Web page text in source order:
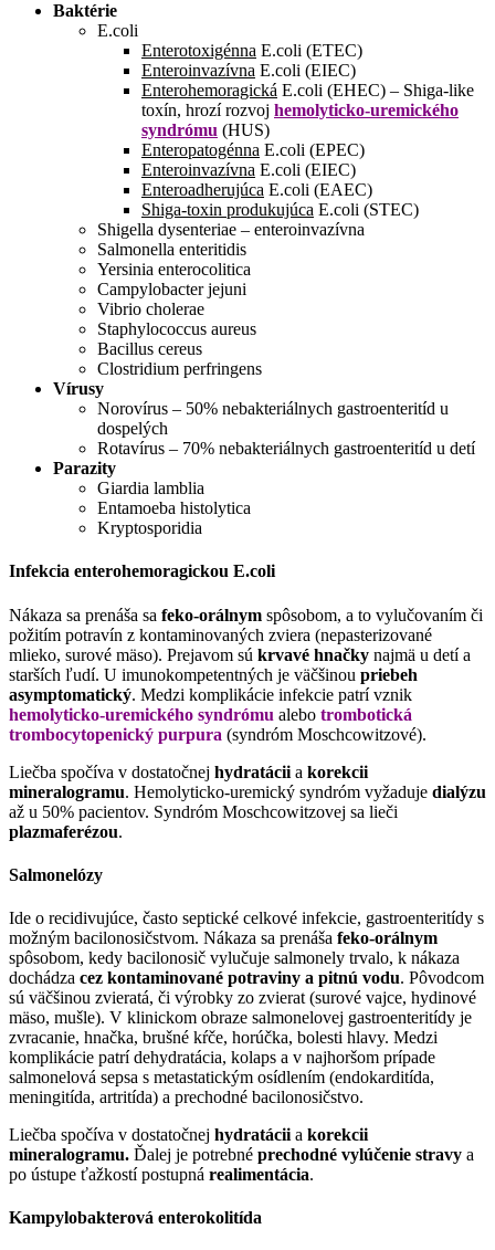
Baktérie
E.coli
Enterotoxigénna E.coli (ETEC)
Enteroinvazívna E.coli (EIEC)
Enterohemoragická E.coli (EHEC) – Shiga-like
toxín, hrozí rozvoj hemolyticko-uremického
syndrómu (HUS)
Enteropatogénna E.coli (EPEC)
Enteroinvazívna E.coli (EIEC)
Enteroadherujúca E.coli (EAEC)
Shiga-toxin produkujúca E.coli (STEC)
Shigella dysenteriae – enteroinvazívna
Salmonella enteritidis
Yersinia enterocolitica
Campylobacter jejuni
Vibrio cholerae
Staphylococcus aureus
Bacillus cereus
Clostridium perfringens
Vírusy
Norovírus – 50% nebakteriálnych gastroenteritíd u
dospelých
Rotavírus – 70% nebakteriálnych gastroenteritíd u detí
Parazity
Giardia lamblia
Entamoeba histolytica
Kryptosporidia
Infekcia enterohemoragickou E.coli
Nákaza sa prenáša sa feko-orálnym spôsobom, a to vylučovaním či
požitím potravín z kontaminovaných zviera (nepasterizované
mlieko, surové mäso). Prejavom sú krvavé hnačky najmä u detí a
starších ľudí. U imunokompetentných je väčšinou priebeh
asymptomatický. Medzi komplikácie infekcie patrí vznik
hemolyticko-uremického syndrómu alebo trombotická
trombocytopenický purpura (syndróm Moschcowitzové).
Liečba spočíva v dostatočnej hydratácii a korekcii
mineralogramu. Hemolyticko-uremický syndróm vyžaduje dialýzu
až u 50% pacientov. Syndróm Moschcowitzovej sa lieči
plazmaferézou.
Salmonelózy
Ide o recidivujúce, často septické celkové infekcie, gastroenteritídy s
možným bacilonosičstvom. Nákaza sa prenáša feko-orálnym
spôsobom, kedy bacilonosič vylučuje salmonely trvalo, k nákaza
dochádza cez kontaminované potraviny a pitnú vodu. Pôvodcom
sú väčšinou zvieratá, či výrobky zo zvierat (surové vajce, hydinové
mäso, mušle). V klinickom obraze salmonelovej gastroenteritídy je
zvracanie, hnačka, brušné kŕče, horúčka, bolesti hlavy. Medzi
komplikácie patrí dehydratácia, kolaps a v najhoršom prípade
salmonelová sepsa s metastatickým osídlením (endokarditída,
meningitída, artritída) a prechodné bacilonosičstvo.
Liečba spočíva v dostatočnej hydratácii a korekcii
mineralogramu. Ďalej je potrebné prechodné vylúčenie stravy a
po ústupe ťažkostí postupná realimentácia.
Kampylobakterová enterokolitída